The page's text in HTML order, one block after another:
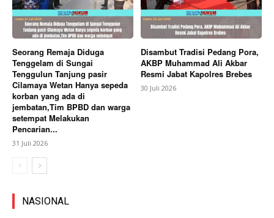
Seorang Remaja Diduga
Tenggelam di Sungai
Tenggulun Tanjung pasir
Cilamaya Wetan Hanya sepeda
korban yang ada di
jembatan,Tim BPBD dan warga
setempat Melakukan
Pencarian...
31 Juli 2026
Disambut Tradisi Pedang Pora,
AKBP Muhammad Ali Akbar
Resmi Jabat Kapolres Brebes
30 Juli 2026
NASIONAL